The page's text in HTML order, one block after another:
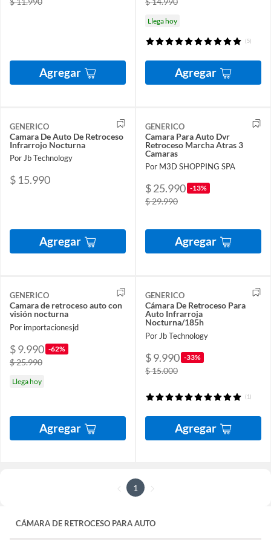
Agregar
Llega hoy
(5)
Agregar
GENERICO
Camara De Auto De Retroceso
Infrarrojo Nocturna
Por Jb Technology
$ 15.990
Agregar
GENERICO
Camara Para Auto Dvr
Retroceso Marcha Atras 3
Camaras
Por M3D SHOPPING SPA
$ 25.990 -13%
$ 29.990
Agregar
GENERICO
Camara de retroceso auto con
visión nocturna
Por importacionesjd
$ 9.990 -62%
$ 25.990
Llega hoy
Agregar
GENERICO
Cámara De Retroceso Para
Auto Infrarroja
Nocturna/185h
Por Jb Technology
$ 9.990 -33%
$ 15.000
(1)
Agregar
1
CÁMARA DE RETROCESO PARA AUTO